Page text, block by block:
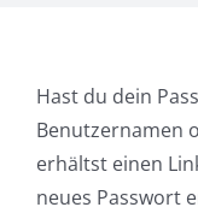
Hast du dein
Benutzernamen
erhältst einen
neues Passwort